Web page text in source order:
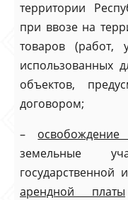
территории
при ввозе на
товаров (работ,
использованных
объектов,
договором;
–
земельные
государственной
арендной платы